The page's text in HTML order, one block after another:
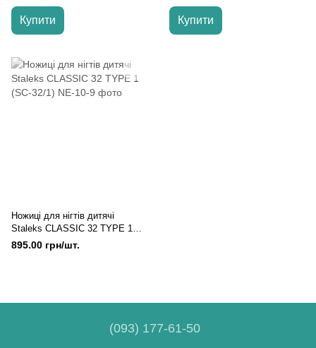
Купити Купити
Ножиці для нігтів дитячі
Staleks CLASSIC 32 TYPE 1
(SC-32/1)
895.00 грн/шт.
(093) 177-61-50